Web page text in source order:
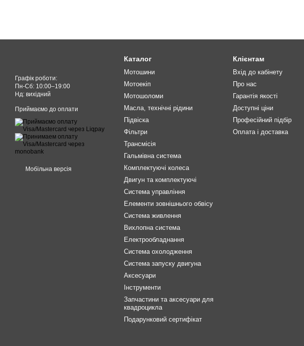
Графік роботи:
Пн-Cб: 10:00–19:00
Нд: вихідний
Приймаємо до оплати
Мобільна версія
Каталог
Мотошини
Мотоекіп
Мотошоломи
Масла, технічні рідини
Підвіска
Фільтри
Трансмісія
Гальмівна система
Комплектуючі колеса
Двигун та комплектуючі
Система управління
Елементи зовнішнього обвісу
Система живлення
Вихлопна система
Електрообладнання
Система охолодження
Система запуску двигуна
Аксесуари
Інструменти
Запчастини та аксесуари для
квадроцикла
Подарунковий сертифікат
Клієнтам
Вхід до кабінету
Про нас
Гарантія якості
Доступні ціни
Професійний підбір
Оплата і доставка